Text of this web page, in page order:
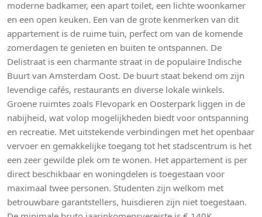
moderne badkamer, een apart toilet, een lichte woonkamer
en een open keuken. Een van de grote kenmerken van dit
appartement is de ruime tuin, perfect om van de komende
zomerdagen te genieten en buiten te ontspannen. De
Delistraat is een charmante straat in de populaire Indische
Buurt van Amsterdam Oost. De buurt staat bekend om zijn
levendige cafés, restaurants en diverse lokale winkels.
Groene ruimtes zoals Flevopark en Oosterpark liggen in de
nabijheid, wat volop mogelijkheden biedt voor ontspanning
en recreatie. Met uitstekende verbindingen met het openbaar
vervoer en gemakkelijke toegang tot het stadscentrum is het
een zeer gewilde plek om te wonen. Het appartement is per
direct beschikbaar en woningdelen is toegestaan voor
maximaal twee personen. Studenten zijn welkom met
betrouwbare garantstellers, huisdieren zijn niet toegestaan.